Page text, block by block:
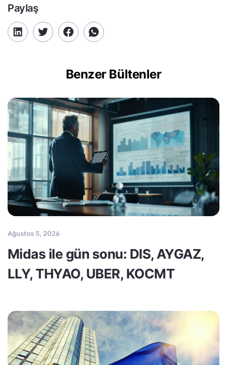
Paylaş
Benzer Bültenler
Ağustos 5, 2026
Midas ile gün sonu: DIS, AYGAZ,
LLY, THYAO, UBER, KOCMT